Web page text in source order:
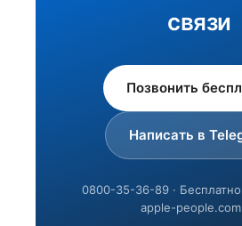
связи
Позвонить
Написать в
0800-35-36-89 · Бесплатно
apple-